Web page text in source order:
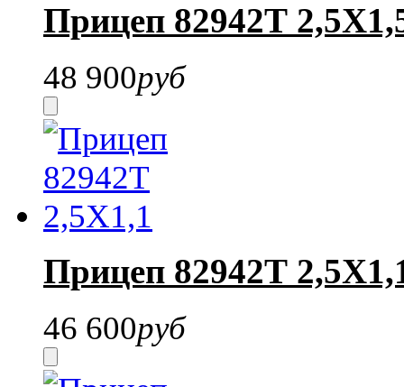
Прицеп 82942Т
48 900руб
Прицеп 82942Т
46 600руб